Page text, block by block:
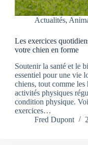
Actualités,
Les exercices
votre chien en forme
Soutenir la santé et le
essentiel pour une vie
chiens, tout comme les
activités physiques
condition physique.
exercices…
Fred Dupont